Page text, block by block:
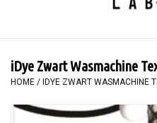
SCHILDEREN
TEXTIEL
iDye Zwart Wasmachine
HOME / IDYE ZWART WASMACHINE